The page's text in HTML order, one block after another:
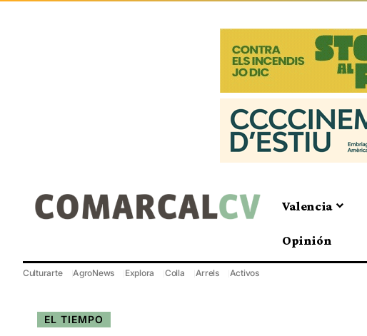
Valencia
Opinión
Culturarte AgroNews Explora Colla Arrels Activos
EL TIEMPO